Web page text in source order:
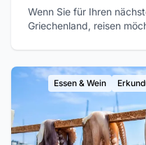
Wenn Sie für Ihren
Griechenland, reisen
Essen & Wein